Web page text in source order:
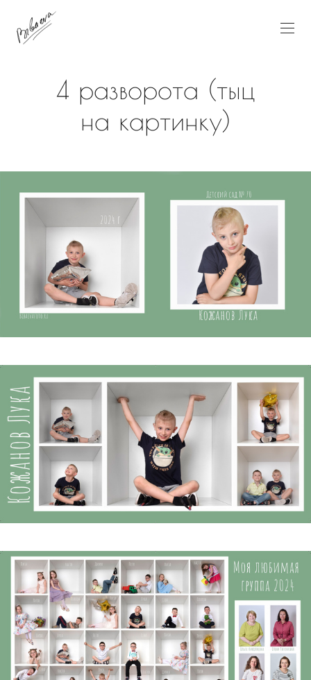
4 разворота (тыц
на картинку)